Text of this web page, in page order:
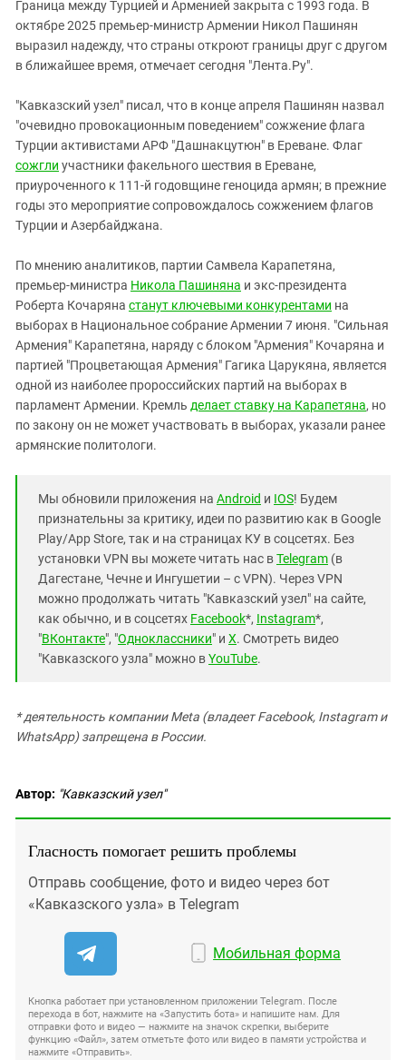
Граница между Турцией и Арменией закрыта с 1993 года. В
октябре 2025 премьер-министр Армении Никол Пашинян
выразил надежду, что страны откроют границы друг с другом
в ближайшее время, отмечает сегодня "Лента.Ру".
"Кавказский узел" писал, что в конце апреля Пашинян назвал
"очевидно провокационным поведением" сожжение флага
Турции активистами АРФ "Дашнакцутюн" в Ереване. Флаг
сожгли участники факельного шествия в Ереване,
приуроченного к 111-й годовщине геноцида армян; в прежние
годы это мероприятие сопровождалось сожжением флагов
Турции и Азербайджана.
По мнению аналитиков, партии Самвела Карапетяна,
премьер-министра Никола Пашиняна и экс-президента
Роберта Кочаряна станут ключевыми конкурентами на
выборах в Национальное собрание Армении 7 июня. "Сильная
Армения" Карапетяна, наряду с блоком "Армения" Кочаряна и
партией "Процветающая Армения" Гагика Царукяна, является
одной из наиболее пророссийских партий на выборах в
парламент Армении. Кремль делает ставку на Карапетяна, но
по закону он не может участвовать в выборах, указали ранее
армянские политологи.
Мы обновили приложения на Android и IOS! Будем
признательны за критику, идеи по развитию как в Google
Play/App Store, так и на страницах КУ в соцсетях. Без
установки VPN вы можете читать нас вTelegram (в
Дагестане, Чечне и Ингушетии – с VPN). Через VPN
можно продолжать читать "Кавказский узел" на сайте,
как обычно, и в соцсетях Facebook*, Instagram*,
"ВКонтакте", "Одноклассники" и X. Смотреть видео
"Кавказского узла" можно вYouTube.
* деятельность компании Meta (владеет Facebook, Instagram и
WhatsApp) запрещена в России.
Автор: "Кавказский узел"
Гласность помогает решить проблемы
Отправь сообщение, фото и видео через бот
«Кавказского узла» в Telegram
Мобильная форма
Кнопка работает при установленном приложении Telegram. После
перехода в бот, нажмите на «Запустить бота» и напишите нам. Для
отправки фото и видео — нажмите на значок скрепки, выберите
функцию «Файл», затем отметьте фото или видео в памяти устройства и
нажмите «Отправить».